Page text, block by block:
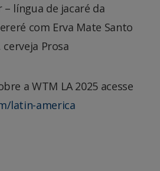
– língua de jacaré da
com Erva Mate Santo
Prosa
a WTM LA 2025 acesse
latin-america